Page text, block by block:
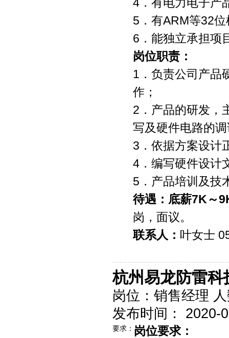
5．有ARM等32
6．能独立承担项
岗位职责：
1．负责公司产品
作；
2．产品的研发，
写及硬件电路的
3．依据方案设计
4．编写硬件设计
5．产品培训及技
待遇：底薪7K～
岗，面议。
联系人： 叶女士
杭州易龙防雷
岗位：销售经理
发布时间： 2020-
要求： 岗位要求：